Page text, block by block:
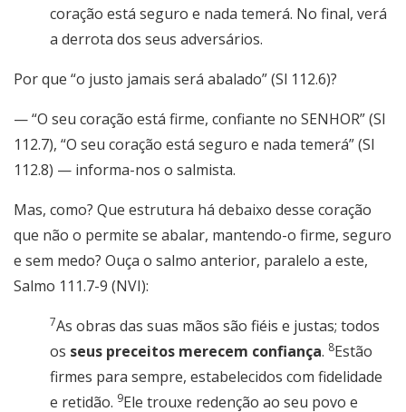
coração está seguro e nada temerá. No final, verá
a derrota dos seus adversários.
Por que “o justo jamais será abalado” (Sl 112.6)?
— “O seu coração está firme, confiante no SENHOR” (Sl
112.7), “O seu coração está seguro e nada temerá” (Sl
112.8) — informa-nos o salmista.
Mas, como? Que estrutura há debaixo desse coração
que não o permite se abalar, mantendo-o firme, seguro
e sem medo? Ouça o salmo anterior, paralelo a este,
Salmo 111.7-9 (NVI):
7As obras das suas mãos são fiéis e justas; todos
os seus preceitos merecem confiança. 8Estão
firmes para sempre, estabelecidos com fidelidade
e retidão. 9Ele trouxe redenção ao seu povo e